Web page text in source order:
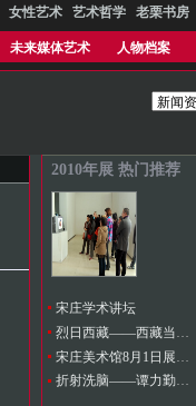
女性艺术 艺术哲学 老栗书房
未来媒体艺术 人物档案
2010年展 热门推荐
宋庄学术讲坛
折射洗脑——谭力勤数码精印与装置个展